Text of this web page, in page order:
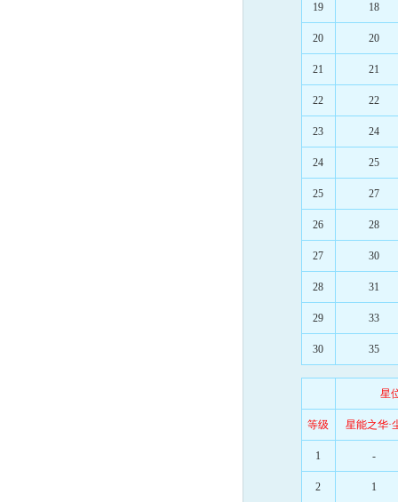
19 18
20 20
21 21
22 22
23 24
24 25
25 27
26 28
27 30
28 31
29 33
30 35
星
等级 星能之华·
1 -
2 1